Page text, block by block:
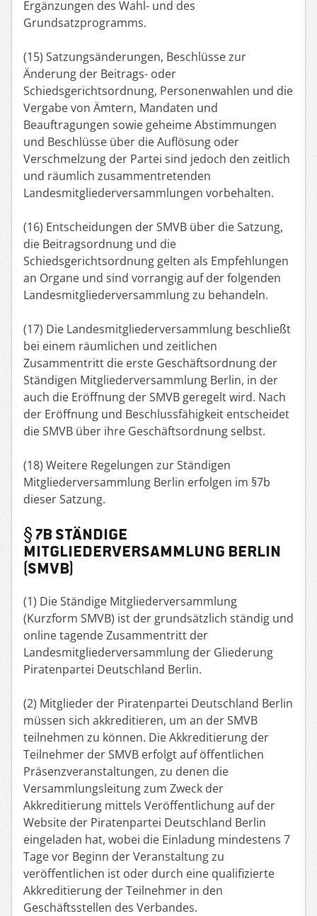
Ergänzungen des Wahl- und des
Grundsatzprogramms.
(15) Satzungsänderungen, Beschlüsse zur
Änderung der Beitrags- oder
Schiedsgerichtsordnung, Personenwahlen und die
Vergabe von Ämtern, Mandaten und
Beauftragungen sowie geheime Abstimmungen
und Beschlüsse über die Auflösung oder
Verschmelzung der Partei sind jedoch den zeitlich
und räumlich zusammentretenden
Landesmitgliederversammlungen vorbehalten.
(16) Entscheidungen der SMVB über die Satzung,
die Beitragsordnung und die
Schiedsgerichtsordnung gelten als Empfehlungen
an Organe und sind vorrangig auf der folgenden
Landesmitgliederversammlung zu behandeln.
(17) Die Landesmitgliederversammlung beschließt
bei einem räumlichen und zeitlichen
Zusammentritt die erste Geschäftsordnung der
Ständigen Mitgliederversammlung Berlin, in der
auch die Eröffnung der SMVB geregelt wird. Nach
der Eröffnung und Beschlussfähigkeit entscheidet
die SMVB über ihre Geschäftsordnung selbst.
(18) Weitere Regelungen zur Ständigen
Mitgliederversammlung Berlin erfolgen im §7b
dieser Satzung.
§ 7b Ständige
Mitgliederversammlung Berlin
(SMVB)
(1) Die Ständige Mitgliederversammlung
(Kurzform SMVB) ist der grundsätzlich ständig und
online tagende Zusammentritt der
Landesmitgliederversammlung der Gliederung
Piratenpartei Deutschland Berlin.
(2) Mitglieder der Piratenpartei Deutschland Berlin
müssen sich akkreditieren, um an der SMVB
teilnehmen zu können. Die Akkreditierung der
Teilnehmer der SMVB erfolgt auf öffentlichen
Präsenzveranstaltungen, zu denen die
Versammlungsleitung zum Zweck der
Akkreditierung mittels Veröffentlichung auf der
Website der Piratenpartei Deutschland Berlin
eingeladen hat, wobei die Einladung mindestens 7
Tage vor Beginn der Veranstaltung zu
veröffentlichen ist oder durch eine qualifizierte
Akkreditierung der Teilnehmer in den
Geschäftsstellen des Verbandes.